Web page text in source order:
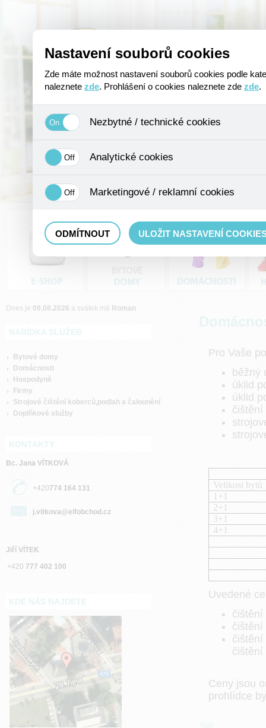
O nás
Dnes je 09.08.2026 a svátek má Roman
Bytové domy
Domácnosti
Hospodyně
Firmy
Strojové čištění koberců,podlah a čalounění
Doplňkové služby
Bc. Jana VÍTKOVÁ
+420774 164 131
j.vitkova@elfobchod.cz
Jiří VÍTEK
+420 777 402 100
Pro Vaše
běžný
úklid
úklid
čištění
Velikost bytů
1+1
2+1
3+1
4+1
Uvedené
čištění
čištění
čištění
čištění
Ceny jsou
prohlídce
Nastavení souborů cookies
Zde máte možnost nastavení souborů cookies podle
naleznete zde. Prohlášení o cookies naleznete zde zde.
Nezbytné / technické cookies
ukládání produktů v nákupním košíku, ovládání filtrů a také
možné jej ani odebrat.
Analytické cookies
údaje, protože anonymizované cookies nelze přiřadit konkrétnímu
Marketingové / reklamní cookies
ODMÍTNOUT ULOŽIT NASTAVENÍ